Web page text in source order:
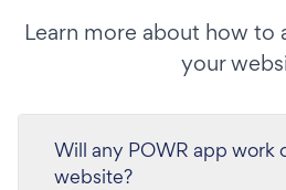
Learn more about how to
your
Will any POWR app work
website?